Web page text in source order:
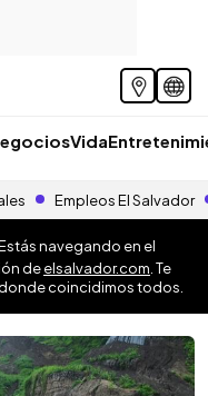
Vida
Empleos El Salvador
navegando en el
deelsalvador.com . Te
coincidimos todos.